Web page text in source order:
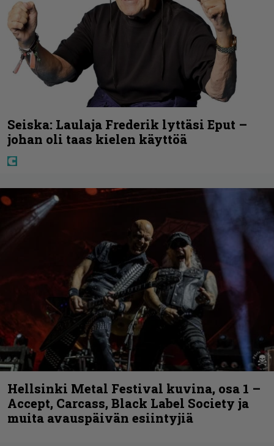
Seiska: Laulaja Frederik lyttäsi Eput –
johan oli taas kielen käyttöä
Hellsinki Metal Festival kuvina, osa 1 –
Accept, Carcass, Black Label Society ja
muita avauspäivän esiintyjiä